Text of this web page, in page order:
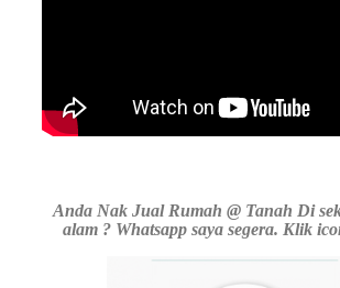
Anda Nak Jual Rumah @ Tanah Di
alam ? Whatsapp saya segera. Klik